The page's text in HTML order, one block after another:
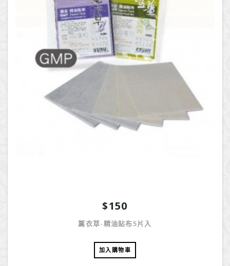
$150
薰衣草-精油貼布5片入
加入購物車